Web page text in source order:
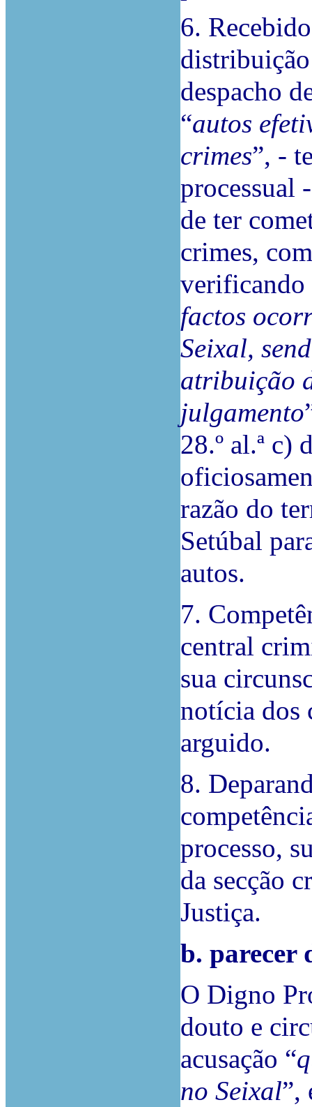
6.
despacho
“autos
crimes”, -
processual
de ter
crimes,
verificando
factos
Seixal,
atribuição
julgamento
28.º al.ª c)
razão do
Setúbal
autos.
7.
central
sua
notícia dos
arguido.
8.
processo,
da secção
Justiça.
b. parecer
O Digno
douto e
acusação “
no Seixal”,